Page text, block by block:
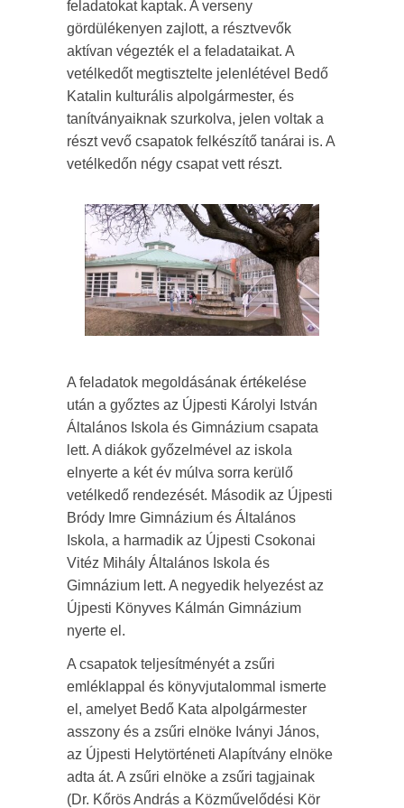
feladatokat kaptak. A verseny
gördülékenyen zajlott, a résztvevők
aktívan végezték el a feladataikat. A
vetélkedőt megtisztelte jelenlétével Bedő
Katalin kulturális alpolgármester, és
tanítványaiknak szurkolva, jelen voltak a
részt vevő csapatok felkészítő tanárai is. A
vetélkedőn négy csapat vett részt.
A feladatok megoldásának értékelése
után a győztes az Újpesti Károlyi István
Általános Iskola és Gimnázium csapata
lett. A diákok győzelmével az iskola
elnyerte a két év múlva sorra kerülő
vetélkedő rendezését. Második az Újpesti
Bródy Imre Gimnázium és Általános
Iskola, a harmadik az Újpesti Csokonai
Vitéz Mihály Általános Iskola és
Gimnázium lett. A negyedik helyezést az
Újpesti Könyves Kálmán Gimnázium
nyerte el.
A csapatok teljesítményét a zsűri
emléklappal és könyvjutalommal ismerte
el, amelyet Bedő Kata alpolgármester
asszony és a zsűri elnöke Iványi János,
az Újpesti Helytörténeti Alapítvány elnöke
adta át. A zsűri elnöke a zsűri tagjainak
(Dr. Kőrös András a Közművelődési Kör